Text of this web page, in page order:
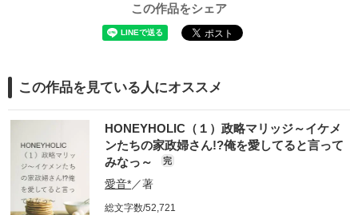
この作品をシェア
この作品を見ている人にオススメ
HONEYHOLIC（１）政略マリッジ～イケメ
ンたちの家政婦さん!?俺を愛してると言って
みなっ～
完
愛音*／著
総文字数/52,721